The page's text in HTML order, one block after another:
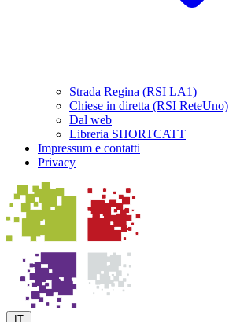
Strada Regina (RSI LA1)
Chiese in diretta (RSI ReteUno)
Dal web
Libreria SHORTCATT
Impressum e contatti
Privacy
IT